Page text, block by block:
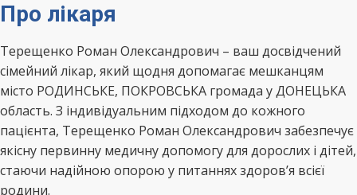
Про лікаря
Терещенко Роман Олександрович – ваш досвідчений
сімейний лікар, який щодня допомагає мешканцям
місто РОДИНСЬКЕ, ПОКРОВСЬКА громада у ДОНЕЦЬКА
область. З індивідуальним підходом до кожного
пацієнта, Терещенко Роман Олександрович забезпечує
якісну первинну медичну допомогу для дорослих і дітей,
стаючи надійною опорою у питаннях здоров’я всієї
родини.